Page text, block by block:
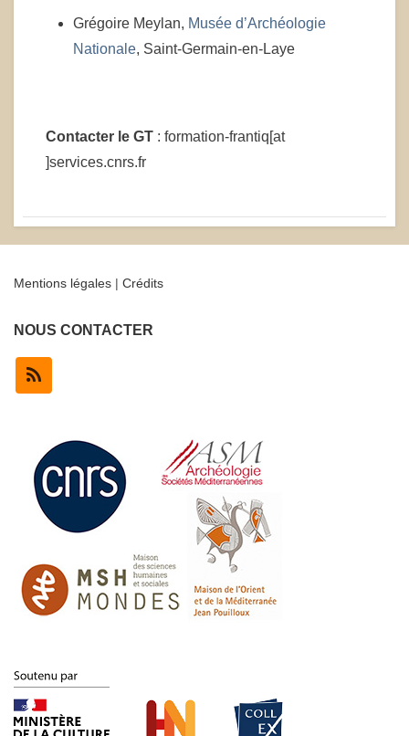
Grégoire Meylan, Musée d’Archéologie
Nationale, Saint-Germain-en-Laye
Contacter le GT : formation-frantiq[at
]services.cnrs.fr
Mentions légales | Crédits
NOUS CONTACTER